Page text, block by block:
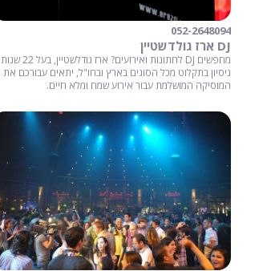
052-2648094
DJ ארז גולדשטיין
מחפשים DJ לחתונות ואירועים? ארז גודלשטיין, בעל 22 שנות
ניסיון בתקלוט מכל הסוגים בארץ ובחו"ל, יתאים עבורכם את
המוסיקה המושלמת עבור אירוע שמח ומלא חיים.